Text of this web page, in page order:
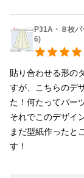
は一切禁じます。
も健康的に活動を
S.Ipatternの型紙
は負いかねます。
型紙自体を転用・
す。 （加工して別
量産は必ず事前に
P31A・８枚
6)
貼り合わせる形の
すが、こちらのデ
た！何たってパー
それでこのデザイ
まだ型紙作ったと
す！